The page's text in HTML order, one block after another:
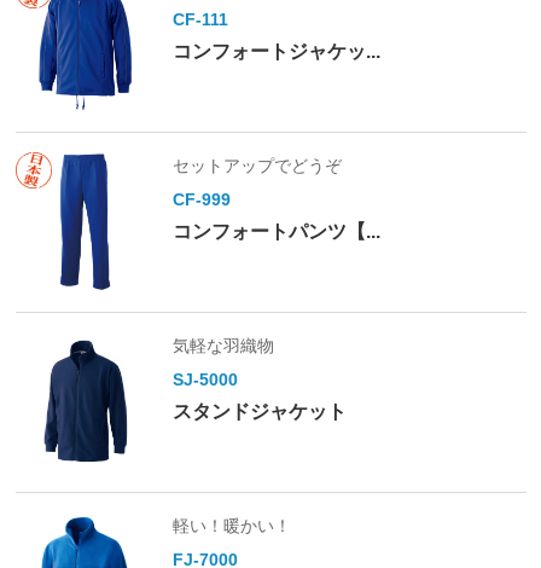
CF-111
コンフォートジャケッ...
セットアップでどうぞ
CF-999
コンフォートパンツ【...
気軽な羽織物
SJ-5000
スタンドジャケット
軽い！暖かい！
FJ-7000